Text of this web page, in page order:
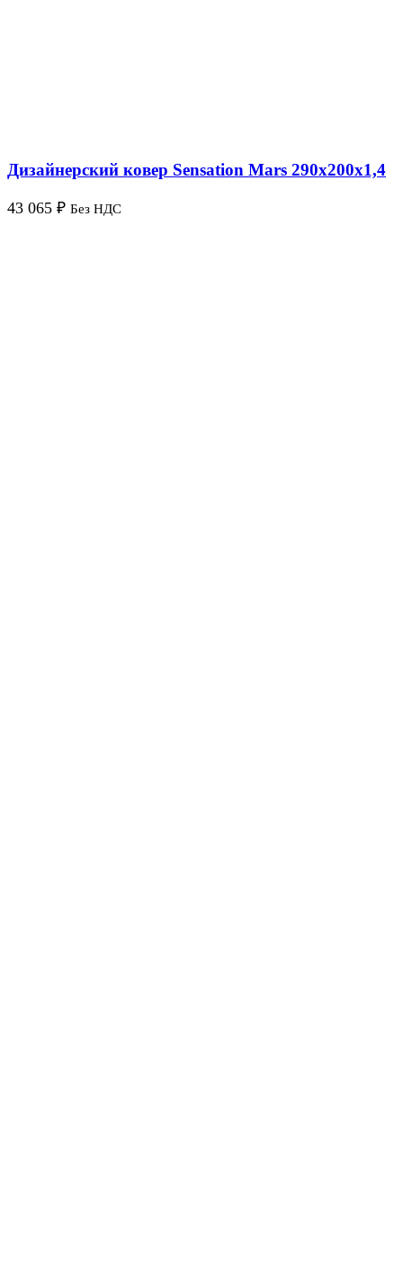
Дизайнерский ковер Sensation Mars 290х200х1,4
43 065 ₽ Без НДС